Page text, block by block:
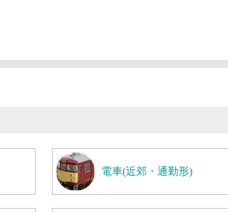
電車(近郊・通勤形)